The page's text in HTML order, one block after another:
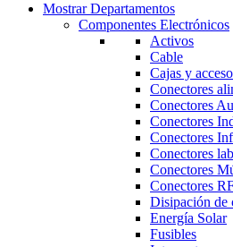
Mostrar Departamentos
Componentes Electrónicos
Activos
Cable
Cajas y
Conectores
Conectores
Conectores
Conectores
Conectores
Conectores
Conectores
Disipación de
Energía Solar
Fusibles